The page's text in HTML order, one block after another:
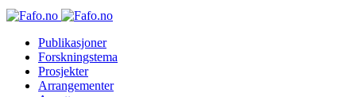
Publikasjoner
Forskningstema
Prosjekter
Arrangementer